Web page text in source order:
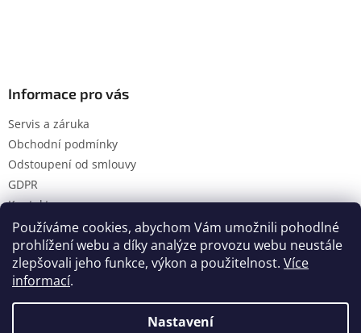
Používáme cookies, abychom Vám umožnili pohodlné
prohlížení webu a díky analýze provozu webu neustále
zlepšovali jeho funkce, výkon a použitelnost. Více
informací.
Nastavení
Informace pro vás
Servis a záruka
Obchodní podmínky
Odstoupení od smlouvy
GDPR
Kontakty
Vytvořil Shoptet
Hanol s.r.o.. Všechna práva vyhrazena.